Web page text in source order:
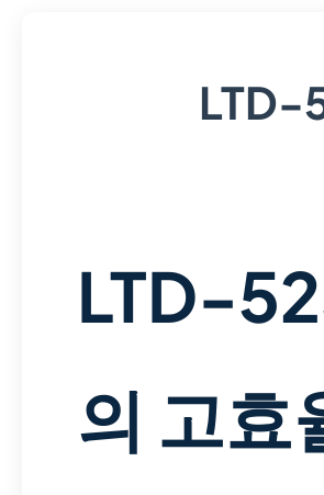
LTD-
LTD-
의 고효